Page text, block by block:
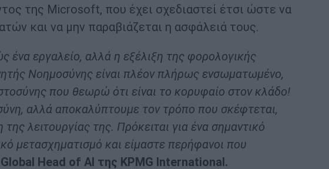
της Microsoft, που έχει σχεδιαστεί έτσι ώστε να
και να μην παραβιάζεται η ασφάλειά τους.
ένα εργαλείο, αλλά η εξέλιξη της φορολογικής
Νοημοσύνης είναι πλέον πλήρως ενσωματωμένο,
που θεωρώ ότι είναι το κορυφαίο στον κλάδο!
αλλά αποκαλύπτουμε τον τρόπο που σκέφτεται,
λειτουργίας της. Πρόκειται για ένα σημαντικό
μετασχηματισμό και είμαστε περήφανοι που
Head of AI της KPMG International.